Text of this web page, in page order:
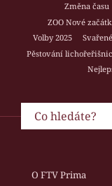
Změna času
ZOO Nové
Volby 2025
Pěstování
O FTV Prima